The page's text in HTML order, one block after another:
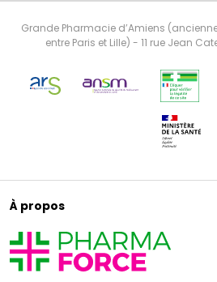
Grande Pharmacie d’Amiens
entre Paris et Lille) - 11 rue Jean
À propos